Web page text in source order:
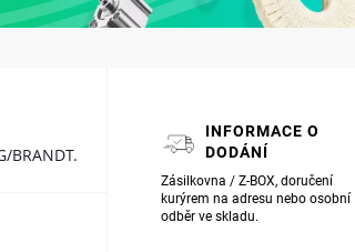
BRANDT.
INFORMACE O
DODÁNÍ
Zásilkovna / Z-BOX, doručení
kurýrem na adresu nebo osobní
odběr ve skladu.